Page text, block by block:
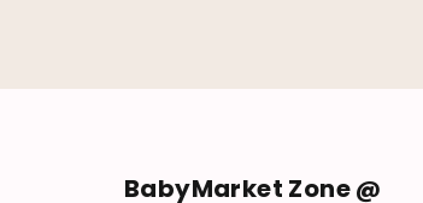
BabyMarket Zone @